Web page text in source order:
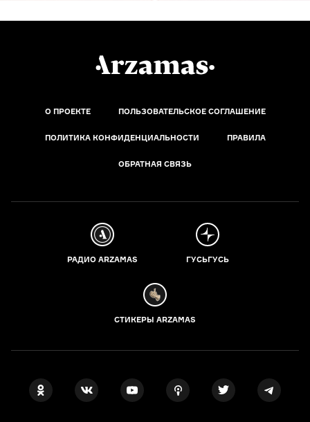
О ПРОЕКТЕ ПОЛЬЗОВАТЕЛЬСКОЕ СОГЛАШЕНИЕ
ПОЛИТИКА КОНФИДЕНЦИАЛЬНОСТИ ПРАВИЛА
ОБРАТНАЯ СВЯЗЬ
РАДИО ARZAMAS ГУСЬГУСЬ
СТИКЕРЫ ARZAMAS